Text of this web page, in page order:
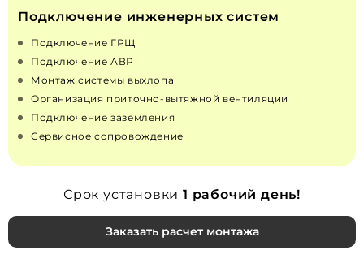
Подключение инженерных систем
Подключение ГРЩ
Подключение АВР
Монтаж системы выхлопа
Организация приточно‑вытяжной вентиляции
Подключение заземления
Сервисное сопровождение
Срок установки 1 рабочий день!
Заказать расчет монтажа